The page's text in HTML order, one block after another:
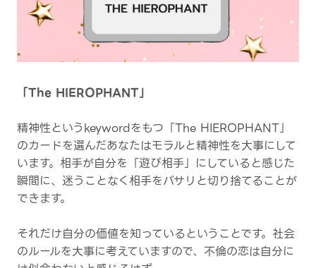
「The HIEROPHANT」
精神性というkeywordをもつ「The HIEROPHANT」
のカードを選んだあなたはモラルと精神性を大事にして
います。相手が自分を「遊び相手」にしていると感じた
瞬間に、迷うことなく相手をバサリと切り捨てることが
できます。
それだけ自分の価値を知っているということです。社会
のルールを大事に考えていますので、不倫の恋は自分に